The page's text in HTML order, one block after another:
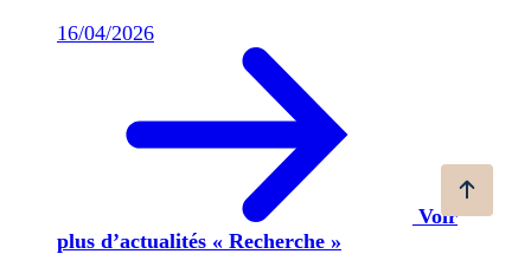
16/04/2026
Voir
plus d’actualités « Recherche »